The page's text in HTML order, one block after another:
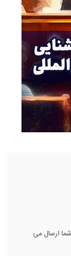
ارسال می